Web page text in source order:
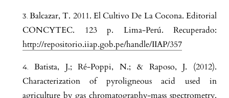
Balcazar, T. 2011. El Cultivo De La Cocona. Editorial
CONCYTEC. 123 p. Lima-Perú. Recuperado:
http://repositorio.iiap.gob.pe/handle/IIAP/357
Batista, J.; Ré-Poppi, N.; & Raposo, J. (2012).
Characterization of pyroligneous acid used in
agriculture by gas chromatography-mass spectrometry.